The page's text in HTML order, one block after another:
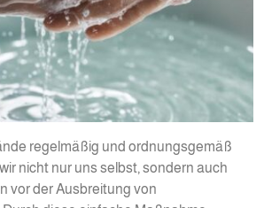
regelmäßig und ordnungsgemäß
nicht nur uns selbst, sondern auch
vor der Ausbreitung von